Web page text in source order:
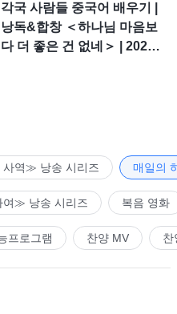
각국 사람들 중국어 배우기 |
낭독&합창 ＜하나님 마음보
다 더 좋은 건 없네＞ | 2026
역≫ 낭송 시리즈 매일의
≫ 낭송 시리즈 복음 영화
프로그램 찬양 MV 찬